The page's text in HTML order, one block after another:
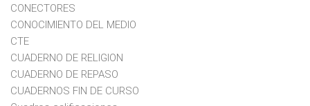
CONECTORES
CONOCIMIENTO DEL MEDIO
CTE
CUADERNO DE RELIGION
CUADERNO DE REPASO
CUADERNOS FIN DE CURSO